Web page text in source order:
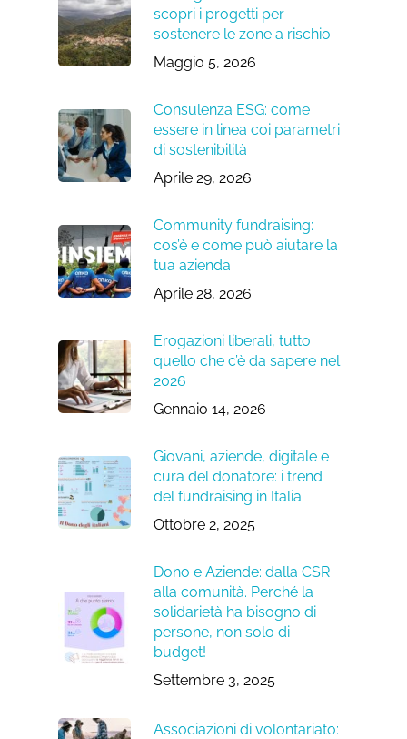
scopri i progetti per
sostenere le zone a rischio
Maggio 5, 2026
Consulenza ESG: come
essere in linea coi parametri
di sostenibilità
Aprile 29, 2026
Community fundraising:
cos’è e come può aiutare la
tua azienda
Aprile 28, 2026
Erogazioni liberali, tutto
quello che c’è da sapere nel
2026
Gennaio 14, 2026
Giovani, aziende, digitale e
cura del donatore: i trend
del fundraising in Italia
Ottobre 2, 2025
Dono e Aziende: dalla CSR
alla comunità. Perché la
solidarietà ha bisogno di
persone, non solo di
budget!
Settembre 3, 2025
Associazioni di volontariato: